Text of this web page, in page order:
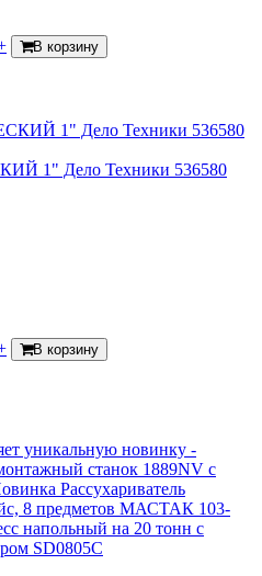
В корзину
1" Дело Техники 536580
В корзину
уникальную новинку -
станок 1889NV с
Рассухариватель
8 предметов МАСТАК 103-
напольный на 20 тонн с
SD0805C